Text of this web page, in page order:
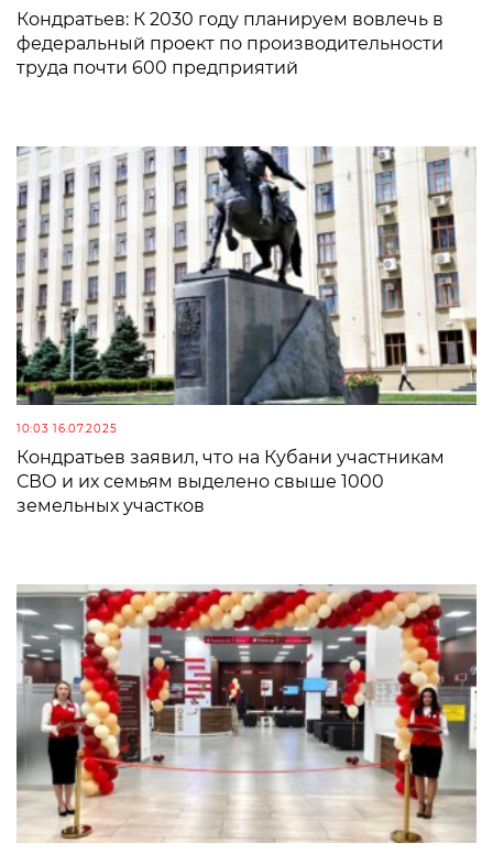
Кондратьев: К 2030 году планируем вовлечь в
федеральный проект по производительности
труда почти 600 предприятий
10:03 16.07.2025
Кондратьев заявил, что на Кубани участникам
СВО и их семьям выделено свыше 1000
земельных участков